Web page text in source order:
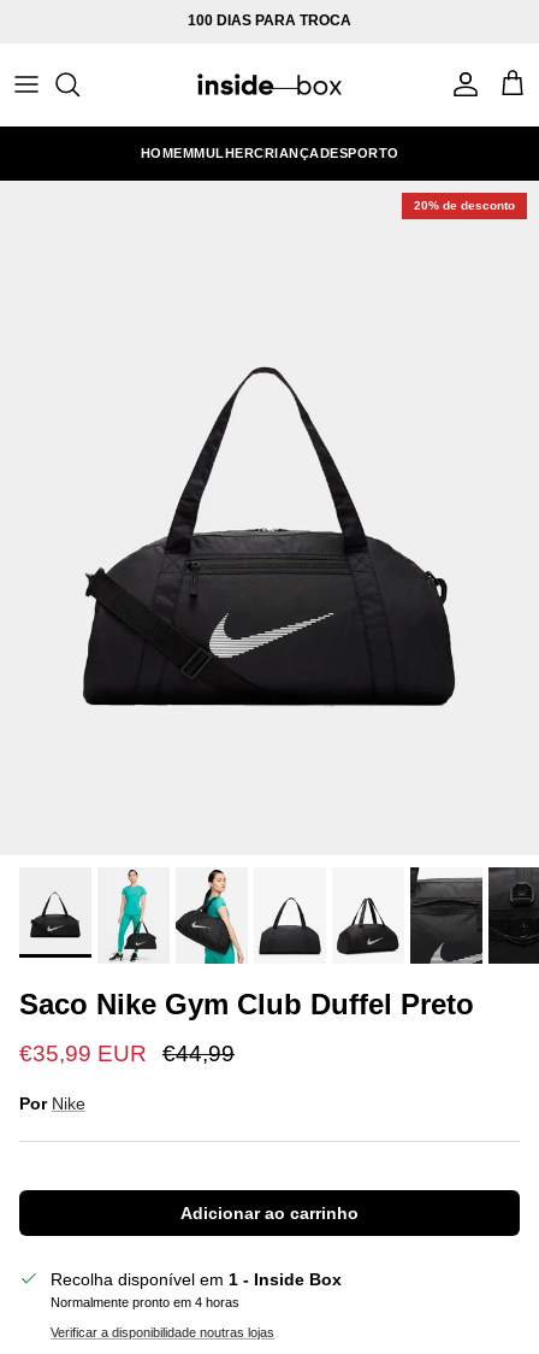
100 DIAS PARA TROCA
Conta
HOMEMMULHERCRIANÇADESPORTO
20% de desconto
Saco Nike Gym Club Duffel Preto
€35,99 EUR €44,99
Por Nike
Adicionar ao carrinho
Recolha disponível em 1 - Inside Box
Normalmente pronto em 4 horas
Verificar a disponibilidade noutras lojas